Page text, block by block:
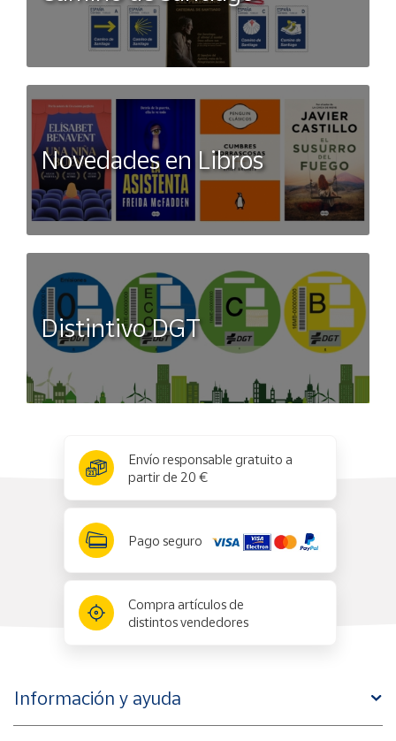
Novedades en Libros
Distintivo DGT
Envío responsable gratuito a
partir de 20 €
Pago seguro
Compra artículos de
distintos vendedores
Información y ayuda